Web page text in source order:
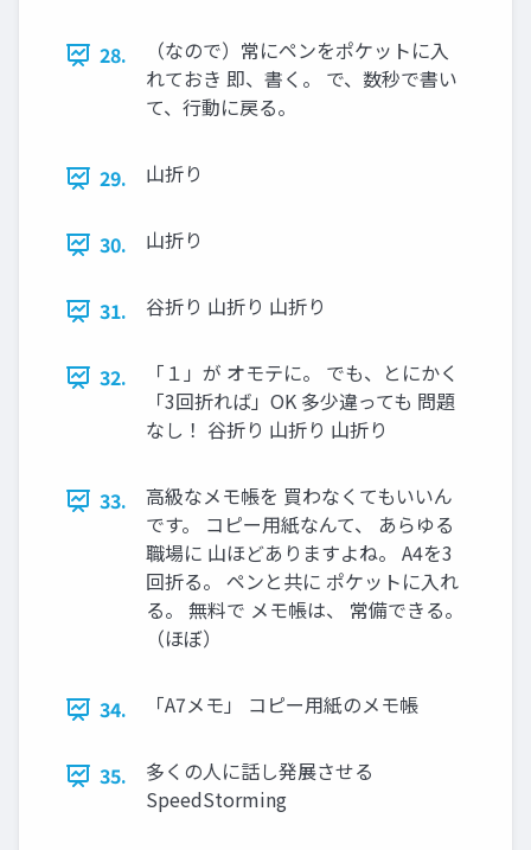
28.
（なので）常にペンをポケットに入
れておき 即、書く。 で、数秒で書い
て、行動に戻る。
29. 山折り
30. 山折り
31. 谷折り 山折り 山折り
32.
「１」が オモテに。 でも、とにかく
「3回折れば」OK 多少違っても 問題
なし！ 谷折り 山折り 山折り
33.
高級なメモ帳を 買わなくてもいいん
です。 コピー用紙なんて、 あらゆる
職場に 山ほどありますよね。 A4を3
回折る。 ペンと共に ポケットに入れ
る。 無料で メモ帳は、 常備できる。
（ほぼ）
34. 「A7メモ」 コピー用紙のメモ帳
35.
多くの人に話し発展させる
SpeedStorming